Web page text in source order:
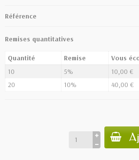
Référence
Remises quantitatives
Quantité Remise
Vous
10
5%
10,00 €
20
10% 40,00 €